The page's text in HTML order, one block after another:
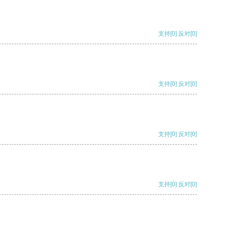
支持[0] 反对[0]
支持[0] 反对[0]
支持[0] 反对[0]
支持[0] 反对[0]